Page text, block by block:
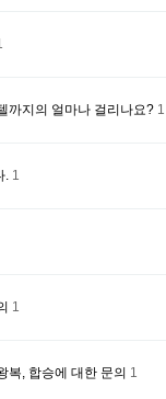
까지의 얼마나 걸리나요? 1
. 1
1
복, 합승에 대한 문의 1